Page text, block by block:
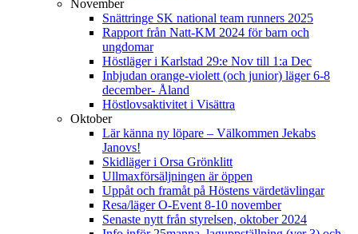
November
Snättringe SK national team runners 2025
Rapport från Natt-KM 2024 för barn och
ungdomar
Höstläger i Karlstad 29:e Nov till 1:a Dec
Inbjudan orange-violett (och junior) läger 6-8
december- Åland
Höstlovsaktivitet i Visättra
Oktober
Lär känna ny löpare – Välkommen Jekabs
Janovs!
Skidläger i Orsa Grönklitt
Ullmaxförsäljningen är öppen
Uppåt och framåt på Höstens värdetävlingar
Resa/läger O-Event 8-10 november
Senaste nytt från styrelsen, oktober 2024